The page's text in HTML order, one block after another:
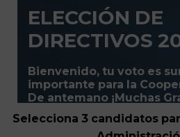
ELECCIÓN DE
DIRECTIVOS
Bienvenido, tu voto es
importante para la
De antemano ¡Muchas
Selecciona 3 candidatos